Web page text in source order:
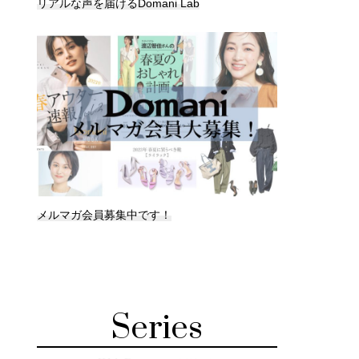
リアルな声を届けるDomani Lab
メルマガ会員募集中です！
Series